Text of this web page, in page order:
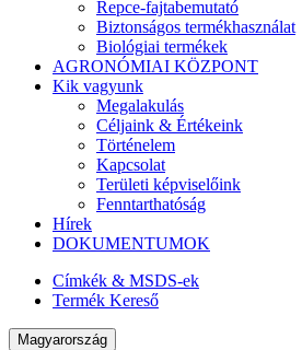
Repce-fajtabemutató
Biztonságos termékhasználat
Biológiai termékek
AGRONÓMIAI KÖZPONT
Kik vagyunk
Megalakulás
Céljaink & Értékeink
Történelem
Kapcsolat
Területi képviselőink
Fenntarthatóság
Hírek
DOKUMENTUMOK
Címkék & MSDS-ek
Termék Kereső
Magyarország